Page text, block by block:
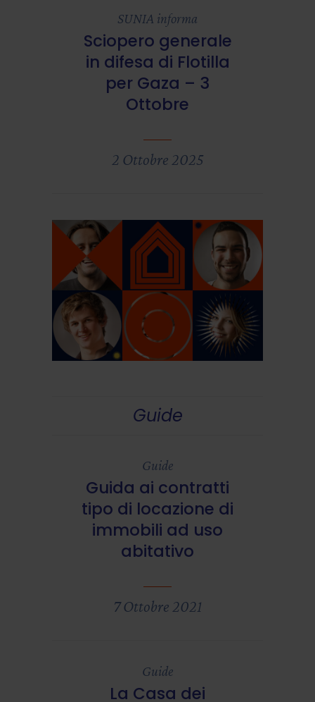
SUNIA informa
Sciopero generale
in difesa di Flotilla
per Gaza – 3
Ottobre
2 Ottobre 2025
Guide
Guide
Guida ai contratti
tipo di locazione di
immobili ad uso
abitativo
7 Ottobre 2021
Guide
La Casa dei